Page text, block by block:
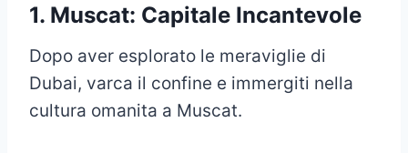
1. Muscat: Capitale Incantevole
Dopo aver esplorato le meraviglie di
Dubai, varca il confine e immergiti nella
cultura omanita a Muscat.